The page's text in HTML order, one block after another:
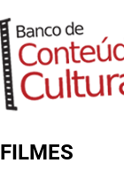
FILMES